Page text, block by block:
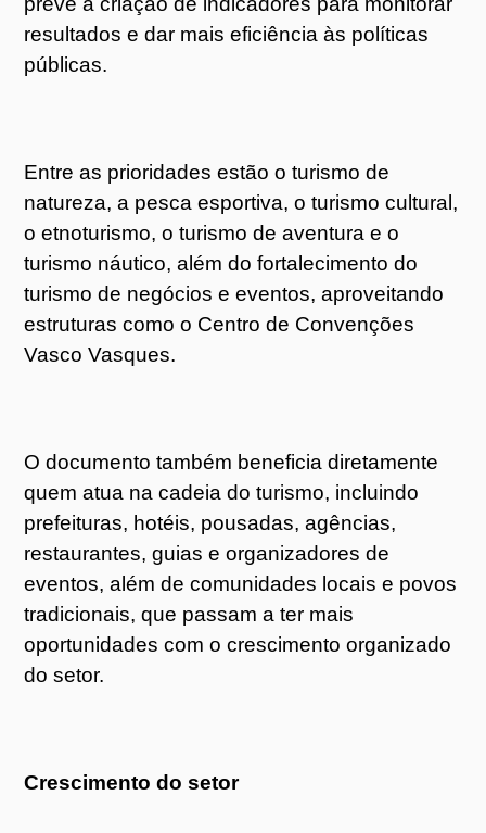
resultados e dar mais eficiência às políticas
públicas.
Entre as prioridades estão o turismo de
natureza, a pesca esportiva, o turismo cultural,
o etnoturismo, o turismo de aventura e o
turismo náutico, além do fortalecimento do
turismo de negócios e eventos, aproveitando
estruturas como o Centro de Convenções
Vasco Vasques.
O documento também beneficia diretamente
quem atua na cadeia do turismo, incluindo
prefeituras, hotéis, pousadas, agências,
restaurantes, guias e organizadores de
eventos, além de comunidades locais e povos
tradicionais, que passam a ter mais
oportunidades com o crescimento organizado
do setor.
Crescimento do setor